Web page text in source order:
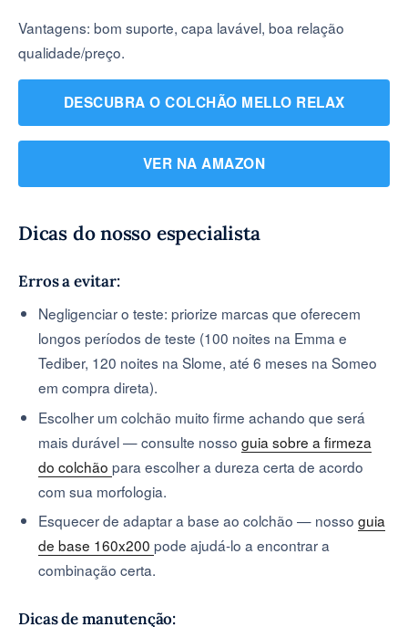
Vantagens: bom suporte, capa lavável, boa relação
qualidade/preço.
DESCUBRA O COLCHÃO MELLO RELAX
VER NA AMAZON
Dicas do nosso especialista
Erros a evitar:
Negligenciar o teste: priorize marcas que oferecem
longos períodos de teste (100 noites na Emma e
Tediber, 120 noites na Slome, até 6 meses na Someo
em compra direta).
Escolher um colchão muito firme achando que será
mais durável — consulte nossoguia sobre a firmeza
do colchãopara escolher a dureza certa de acordo
com sua morfologia.
Esquecer de adaptar a base ao colchão — nossoguia
de base 160x200pode ajudá-lo a encontrar a
combinação certa.
Dicas de manutenção: